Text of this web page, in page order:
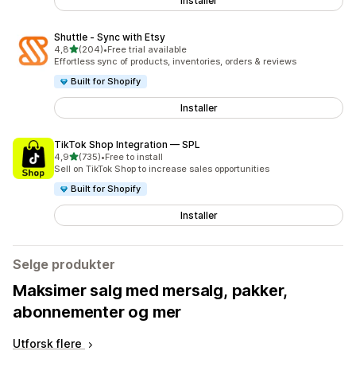
Shuttle ‑ Sync with Etsy
4,8av 5 stjerner
(204)
Totalt 204 omtaler
•Free trial available
Effortless sync of products, inventories, orders & reviews
Built for Shopify
Installer
TikTok Shop Integration — SPL
4,9av 5 stjerner
(735)
Totalt 735 omtaler
•Free to install
Sell on TikTok Shop to increase sales opportunities
Built for Shopify
Installer
Selge produkter
Maksimer salg med mersalg, pakker,
abonnementer og mer
Utforsk flere